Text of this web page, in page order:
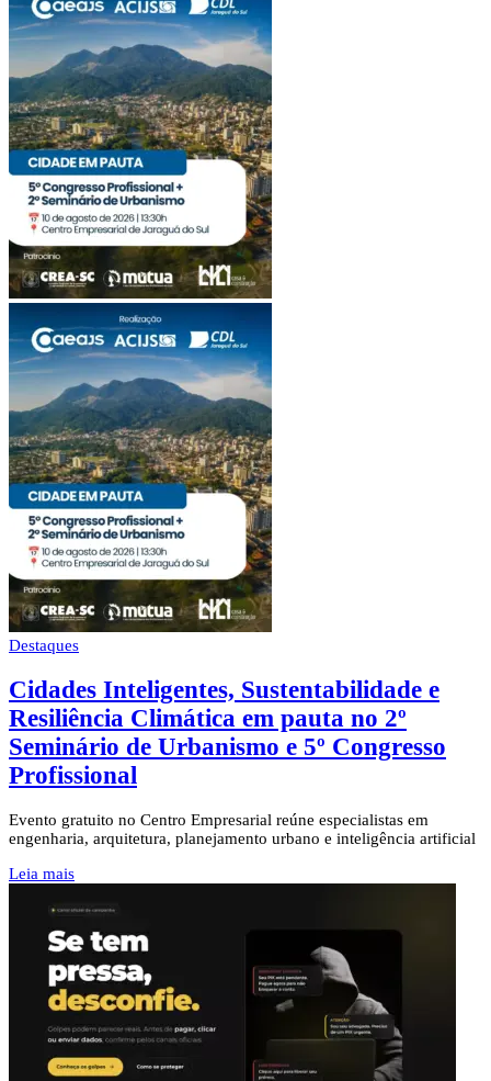
Destaques
Cidades Inteligentes, Sustentabilidade e
Resiliência Climática em pauta no 2º
Seminário de Urbanismo e 5º Congresso
Profissional
Evento gratuito no Centro Empresarial reúne especialistas em
engenharia, arquitetura, planejamento urbano e inteligência artificial
Leia mais